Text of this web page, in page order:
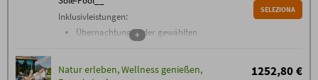
Inklusivleistungen:
Übernachtung in der gewählten
Zimmerkategorie
verschiedenen
+
SELEZIONA
Natur erleben, Wellness genießen,
1252,80 €